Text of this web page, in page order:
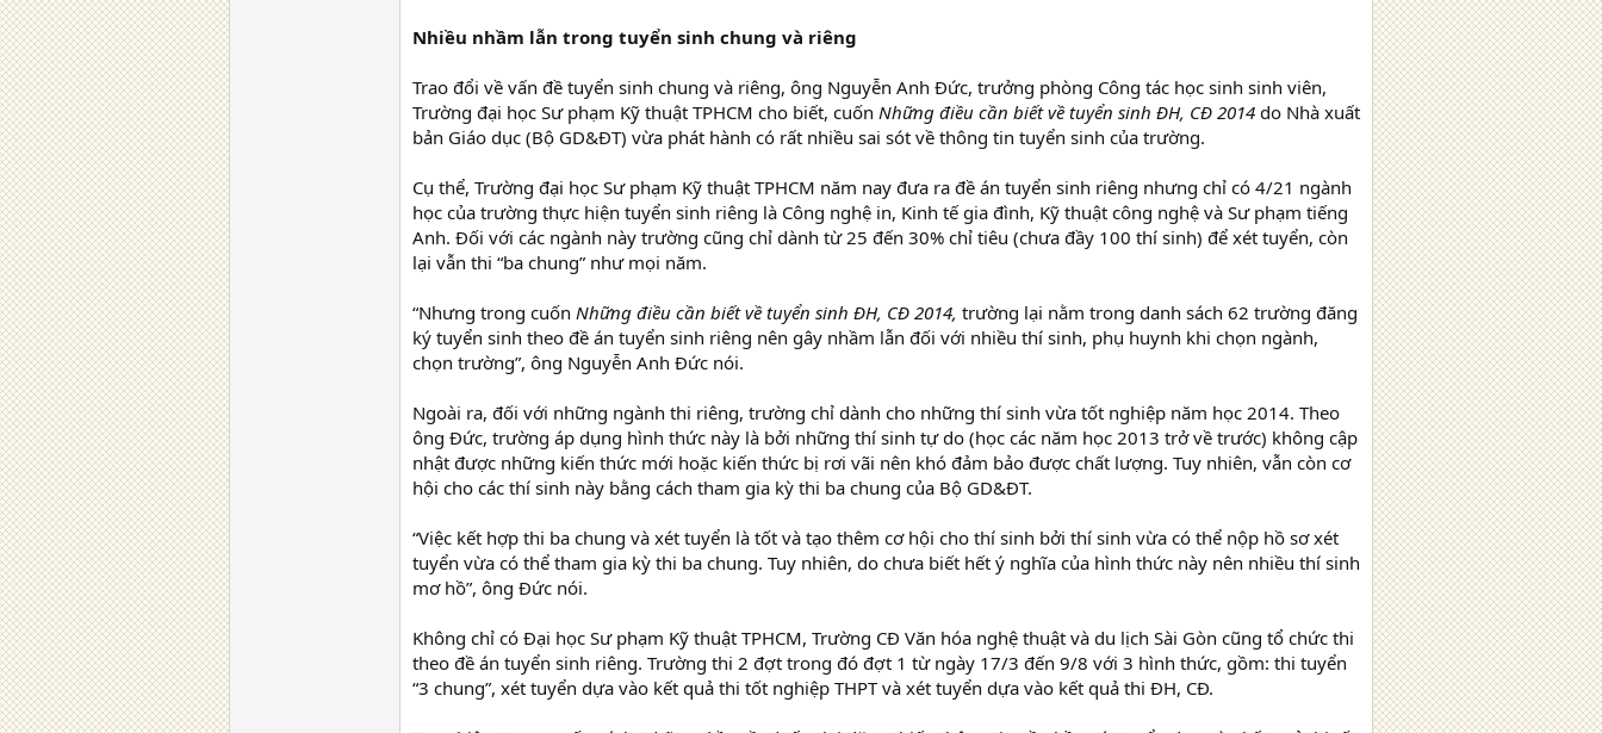
Nhiều nhầm lẫn trong tuyển sinh chung và riêng
Trao đổi về vấn đề tuyển sinh chung và riêng, ông Nguyễn Anh Đức, trưởng phòng Công tác học sinh sinh viên,
Trường đại học Sư phạm Kỹ thuật TPHCM cho biết, cuốn Những điều cần biết về tuyển sinh ĐH, CĐ 2014 do Nhà xuất
bản Giáo dục (Bộ GD&ĐT) vừa phát hành có rất nhiều sai sót về thông tin tuyển sinh của trường.
Cụ thể, Trường đại học Sư phạm Kỹ thuật TPHCM năm nay đưa ra đề án tuyển sinh riêng nhưng chỉ có 4/21 ngành
học của trường thực hiện tuyển sinh riêng là Công nghệ in, Kinh tế gia đình, Kỹ thuật công nghệ và Sư phạm tiếng
Anh. Đối với các ngành này trường cũng chỉ dành từ 25 đến 30% chỉ tiêu (chưa đầy 100 thí sinh) để xét tuyển, còn
lại vẫn thi “ba chung” như mọi năm.
“Nhưng trong cuốn Những điều cần biết về tuyển sinh ĐH, CĐ 2014, trường lại nằm trong danh sách 62 trường đăng
ký tuyển sinh theo đề án tuyển sinh riêng nên gây nhầm lẫn đối với nhiều thí sinh, phụ huynh khi chọn ngành,
chọn trường”, ông Nguyễn Anh Đức nói.
Ngoài ra, đối với những ngành thi riêng, trường chỉ dành cho những thí sinh vừa tốt nghiệp năm học 2014. Theo
ông Đức, trường áp dụng hình thức này là bởi những thí sinh tự do (học các năm học 2013 trở về trước) không cập
nhật được những kiến thức mới hoặc kiến thức bị rơi vãi nên khó đảm bảo được chất lượng. Tuy nhiên, vẫn còn cơ
hội cho các thí sinh này bằng cách tham gia kỳ thi ba chung của Bộ GD&ĐT.
“Việc kết hợp thi ba chung và xét tuyển là tốt và tạo thêm cơ hội cho thí sinh bởi thí sinh vừa có thể nộp hồ sơ xét
tuyển vừa có thể tham gia kỳ thi ba chung. Tuy nhiên, do chưa biết hết ý nghĩa của hình thức này nên nhiều thí sinh
mơ hồ”, ông Đức nói.
Không chỉ có Đại học Sư phạm Kỹ thuật TPHCM, Trường CĐ Văn hóa nghệ thuật và du lịch Sài Gòn cũng tổ chức thi
theo đề án tuyển sinh riêng. Trường thi 2 đợt trong đó đợt 1 từ ngày 17/3 đến 9/8 với 3 hình thức, gồm: thi tuyển
“3 chung”, xét tuyển dựa vào kết quả thi tốt nghiệp THPT và xét tuyển dựa vào kết quả thi ĐH, CĐ.